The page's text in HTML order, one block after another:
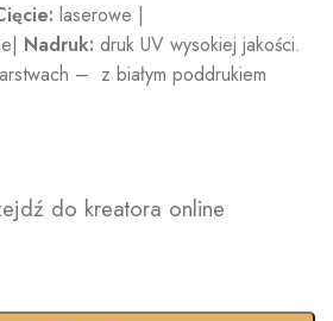
laserowe |
Nadruk: druk UV wysokiej jakości.
– z białym poddrukiem
do kreatora online